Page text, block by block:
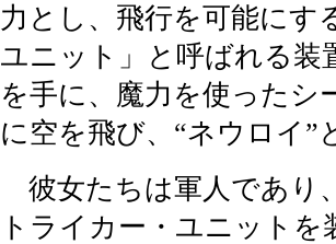
力とし、飛行を可能にす
ユニット」と呼ばれる装
を手に、魔力を使ったシ
に空を飛び、“ネウロイ”
彼女たちは軍人であり
トライカー・ユニット